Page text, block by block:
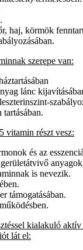
haj, körmök
szerepe van:
lánc
tartásában.
vitamin részt vesz:
és az
is nevezik.
támogatásában.
kialakuló
lát el: